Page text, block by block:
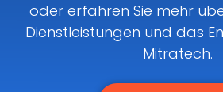
oder erfahren Sie mehr
Dienstleistungen und das
Mitratech.